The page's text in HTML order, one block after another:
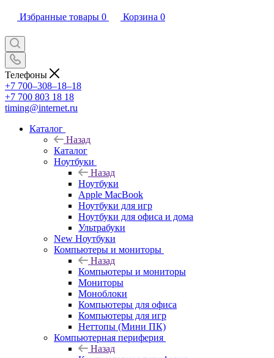
Избранные товары 0 Корзина 0
Телефоны
+7 700‒308‒18‒18
+7 700 803 18 18
timing@internet.ru
Каталог
Назад
Каталог
Ноутбуки
Назад
Ноутбуки
Apple MacBook
Ноутбуки для игр
Ноутбуки для офиса и дома
Ультрабуки
New Ноутбуки
Компьютеры и мониторы
Назад
Компьютеры и мониторы
Мониторы
Моноблоки
Компьютеры для офиса
Компьютеры для игр
Неттопы (Мини ПК)
Компьютерная периферия
Назад